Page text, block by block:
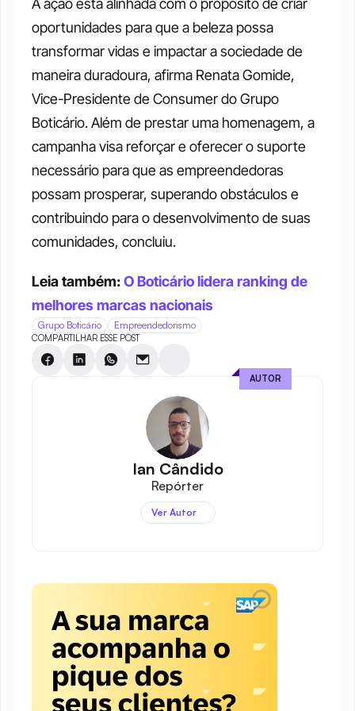
A ação está alinhada com o propósito de criar
oportunidades para que a beleza possa
transformar vidas e impactar a sociedade de
maneira duradoura, afirma Renata Gomide,
Vice-Presidente de Consumer do Grupo
Boticário. Além de prestar uma homenagem, a
campanha visa reforçar e oferecer o suporte
necessário para que as empreendedoras
possam prosperar, superando obstáculos e
contribuindo para o desenvolvimento de suas
comunidades, concluiu.
Leia também: O Boticário lidera ranking de
melhores marcas nacionais
Grupo Boticário Empreendedorismo
COMPARTILHAR ESSE POST
Ian Cândido
Repórter
Ver Autor
AUTOR